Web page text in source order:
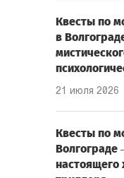
Квесты по
в
21 июля 2026
Квесты по
настоящего